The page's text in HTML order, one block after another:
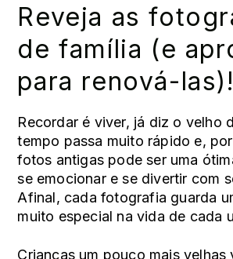
Reveja as
de família (e
para renová-las)!
Recordar é viver, já diz o velho
tempo passa muito rápido e,
fotos antigas pode ser uma
se emocionar e se divertir com
Afinal, cada fotografia guarda
muito especial na vida de cada
Crianças um pouco mais velhas